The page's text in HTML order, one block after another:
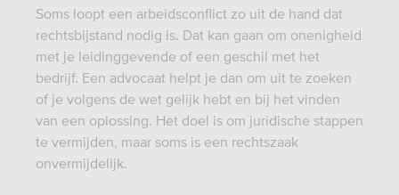
Soms loopt een arbeidsconflict zo uit de hand dat
rechtsbijstand nodig is. Dat kan gaan om onenigheid
met je leidinggevende of een geschil met het
bedrijf. Een advocaat helpt je dan om uit te zoeken
of je volgens de wet gelijk hebt en bij het vinden
van een oplossing. Het doel is om juridische stappen
te vermijden, maar soms is een rechtszaak
onvermijdelijk.